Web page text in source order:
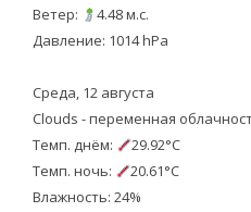
Ветер:
4.48 м.с.
Давление: 1014 hPa
Среда, 12 августа
Clouds - переменная
Темп. днём:
29.92°C
Темп. ночь:
20.61°C
Влажность: 24%